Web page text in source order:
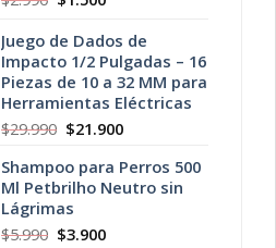
original
era:
$2.990.
actual
es:
$1.500.
Juego de Dados de
Impacto 1/2 Pulgadas – 16
Piezas de 10 a 32 MM para
Herramientas Eléctricas
$29.990 El
original
era:
$29.990.
$21.900El
actual
es:
Shampoo para Perros 500
Ml Petbrilho Neutro sin
Lágrimas
$5.990 El
$3.900El